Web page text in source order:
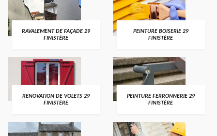
RAVALEMENT DE FAÇADE 29
FINISTÈRE
PEINTURE BOISERIE 29
FINISTÈRE
RENOVATION DE VOLETS 29
FINISTÈRE
PEINTURE FERRONNERIE 29
FINISTÈRE